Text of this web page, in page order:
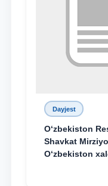
Dayjest
O‘zbekiston
Shavkat
O‘zbekiston
belgilangan